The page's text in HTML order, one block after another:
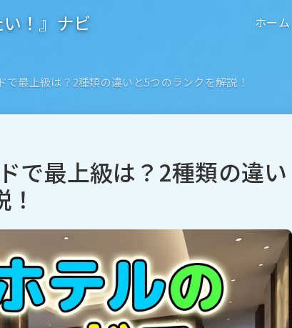
！』ナビ ホーム
で最上級は？2種類の違いと5つのランクを解説！
で最上級は？2種類の違い